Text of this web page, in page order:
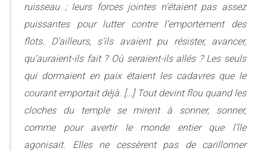
ruisseau ; leurs forces jointes n’étaient pas assez
puissantes pour lutter contre l’emportement des
flots. D’ailleurs, s’ils avaient pu résister, avancer,
qu’auraient-ils fait ? Où seraient-ils allés ? Les seuls
qui dormaient en paix étaient les cadavres que le
courant emportait déjà. […] Tout devint flou quand les
cloches du temple se mirent à sonner, sonner,
comme pour avertir le monde entier que l’île
agonisait. Elles ne cessèrent pas de carillonner